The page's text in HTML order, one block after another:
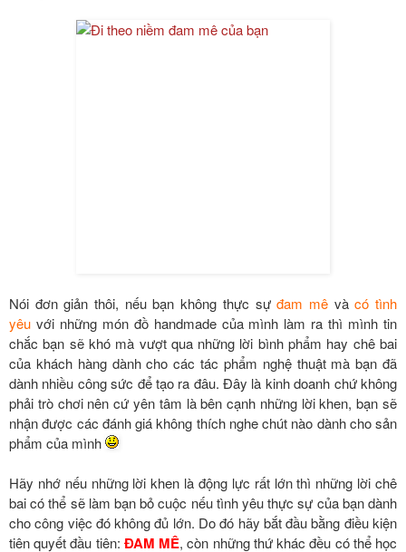
Nói đơn giản thôi, nếu bạn không thực sựđam mêvàcó tình
yêu với những món đồ handmade của mình làm ra thì mình tin
chắc bạn sẽ khó mà vượt qua những lời bình phẩm hay chê bai
của khách hàng dành cho các tác phẩm nghệ thuật mà bạn đã
dành nhiều công sức để tạo ra đâu. Đây là kinh doanh chứ không
phải trò chơi nên cứ yên tâm là bên cạnh những lời khen, bạn sẽ
nhận được các đánh giá không thích nghe chút nào dành cho sản
phẩm của mình
Hãy nhớ nếu những lời khen là động lực rất lớn thì những lời chê
bai có thể sẽ làm bạn bỏ cuộc nếu tình yêu thực sự của bạn dành
cho công việc đó không đủ lớn. Do đó hãy bắt đầu bằng điều kiện
tiên quyết đầu tiên: ĐAM MÊ, còn những thứ khác đều có thể học